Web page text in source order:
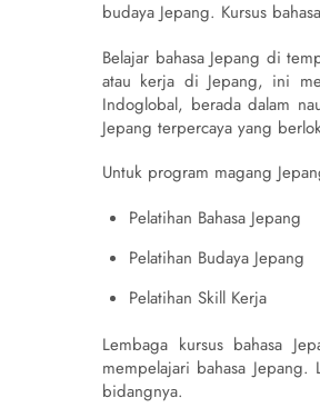
budaya Jepang. Kursus
Belajar bahasa Jepang di
atau kerja di Jepang, ini
Indoglobal, berada dalam
Jepang terpercaya yang
Untuk program magang
Pelatihan Bahasa Jepang
Pelatihan Budaya Jepang
Pelatihan Skill Kerja
Lembaga kursus bahasa
mempelajari bahasa
bidangnya.